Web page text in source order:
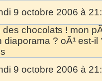
9 octobre 2006 à
des chocolats ! mon
diaporama ? oÃ¹ est-il
9 octobre 2006 à